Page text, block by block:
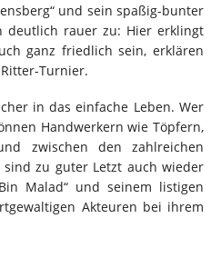
und sein spaßig-bunter
deutlich rauer zu: Hier erklingt
ganz friedlich sein, erklären
Turnier.
in das einfache Leben. Wer
Handwerkern wie Töpfern,
zwischen den zahlreichen
zu guter Letzt auch wieder
Malad“ und seinem listigen
Akteuren bei ihrem